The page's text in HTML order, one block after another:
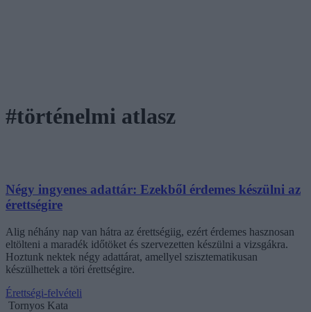
#történelmi atlasz
Négy ingyenes adattár: Ezekből érdemes készülni az
érettségire
Alig néhány nap van hátra az érettségiig, ezért érdemes hasznosan
eltölteni a maradék időtöket és szervezetten készülni a vizsgákra.
Hoztunk nektek négy adattárat, amellyel szisztematikusan
készülhettek a töri érettségire.
Érettségi-felvételi
Tornyos Kata